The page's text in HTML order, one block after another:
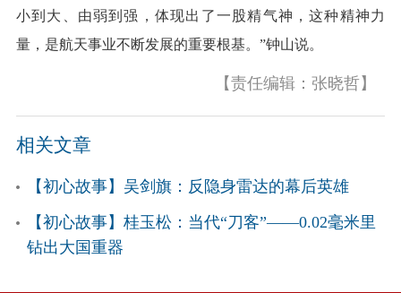
小到大、由弱到强，体现出了一股精气神，这种精神力
量，是航天事业不断发展的重要根基。”钟山说。
【责任编辑：张晓哲】
相关文章
【初心故事】吴剑旗：反隐身雷达的幕后英雄
【初心故事】桂玉松：当代​“刀客”——0.02毫米里
钻出大国重器